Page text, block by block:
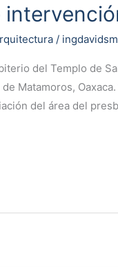
/ ingdavidsm
del Templo de
Matamoros,
del área del